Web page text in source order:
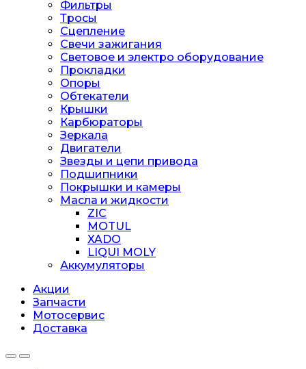
Фильтры
Тросы
Сцепление
Свечи зажигания
Световое и электро оборудование
Прокладки
Опоры
Обтекатели
Крышки
Карбюраторы
Зеркала
Двигатели
Звезды и цепи привода
Подшипники
Покрышки и камеры
Масла и жидкости
ZIC
MOTUL
XADO
LIQUI MOLY
Аккумуляторы
Акции
Запчасти
Мотосервис
Доставка